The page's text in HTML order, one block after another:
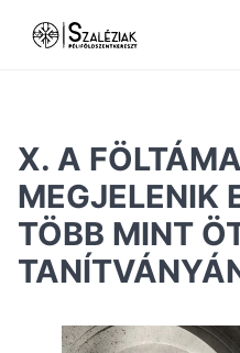
X. A
MEGJELENIK
TÖBB MINT